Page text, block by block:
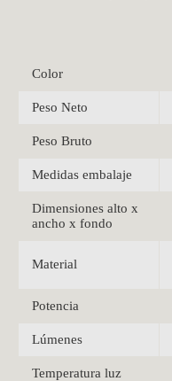
Color
Peso Neto
Peso Bruto
Medidas embalaje
Dimensiones alto x
ancho x fondo
Material
Potencia
Lúmenes
Temperatura luz